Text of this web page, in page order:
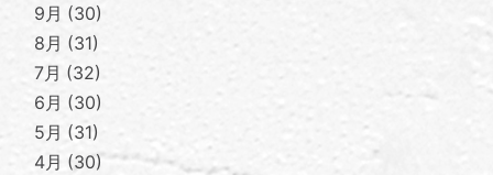
9月
30
8月
31
7月
32
6月
30
5月
31
4月
30